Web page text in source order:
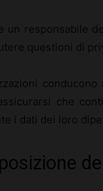
un responsabile
questioni di
che
i dati dei loro